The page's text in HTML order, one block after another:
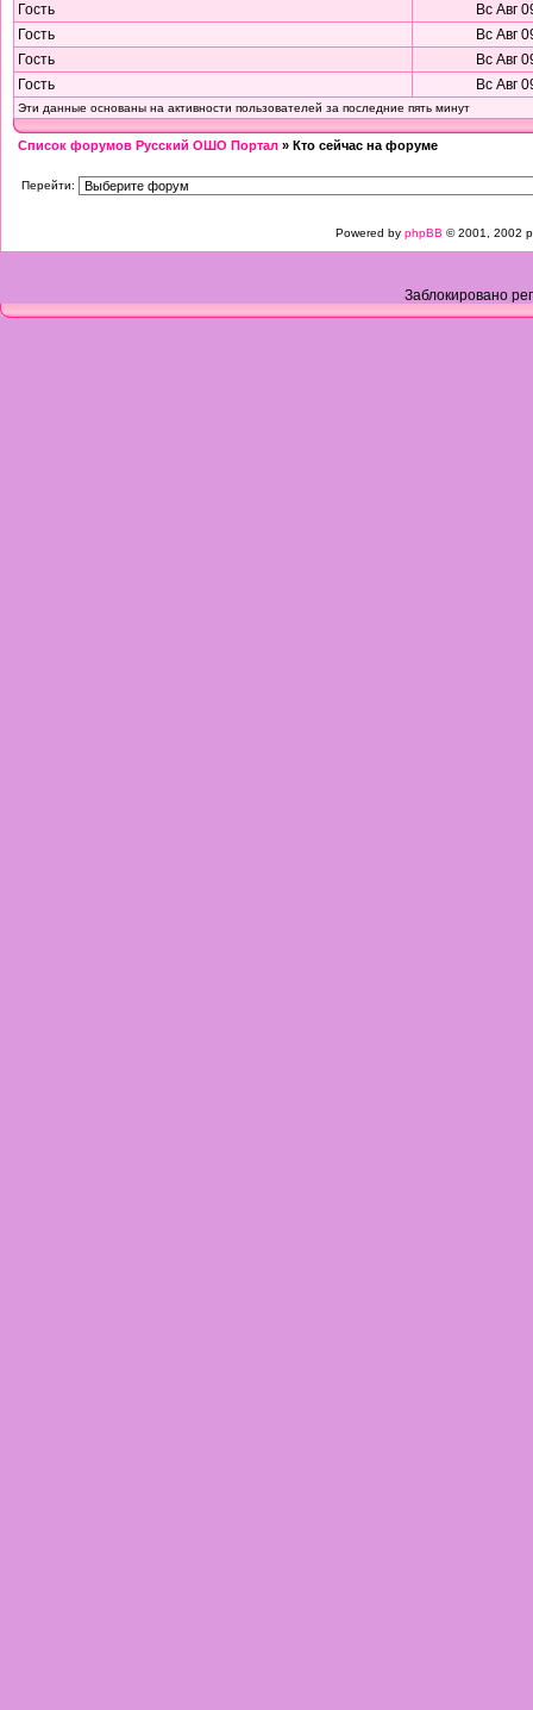
Гость
Вс Авг
Гость
Вс Авг
Гость
Вс Авг
Гость
Вс Авг
Эти данные основаны на активности пользователей за последние пять минут
Список форумов Русский ОШО Портал » Кто сейчас на форуме
Перейти:
Powered by phpBB © 2001, 2002
Заблокировано